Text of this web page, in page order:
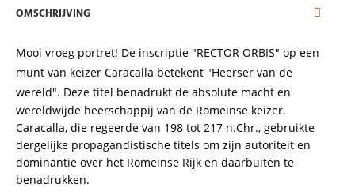
OMSCHRIJVING
Mooi vroeg portret! De inscriptie "RECTOR ORBIS" op een
munt van keizer Caracalla betekent "Heerser van de
wereld". Deze titel benadrukt de absolute macht en
wereldwijde heerschappij van de Romeinse keizer.
Caracalla, die regeerde van 198 tot 217 n.Chr., gebruikte
dergelijke propagandistische titels om zijn autoriteit en
dominantie over het Romeinse Rijk en daarbuiten te
benadrukken.